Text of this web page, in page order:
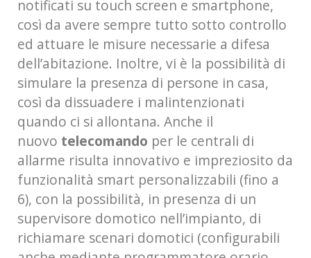
notificati su touch screen e smartphone,
così da avere sempre tutto sotto controllo
ed attuare le misure necessarie a difesa
dell’abitazione. Inoltre, vi è la possibilità di
simulare la presenza di persone in casa,
così da dissuadere i malintenzionati
quando ci si allontana. Anche il
nuovo telecomando per le centrali di
allarme risulta innovativo e impreziosito da
funzionalità smart personalizzabili (fino a
6), con la possibilità, in presenza di un
supervisore domotico nell’impianto, di
richiamare scenari domotici (configurabili